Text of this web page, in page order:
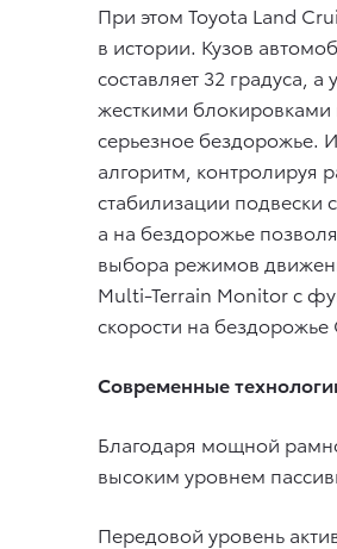
При этом Toyota Land
в истории. Кузов
составляет 32 градуса,
жесткими
серьезное бездорожье.
алгоритм, контролируя
стабилизации подвески
а на бездорожье
выбора режимов
Multi-Terrain Monitor с
скорости на
Современные
Благодаря мощной
высоким уровнем
Передовой уровень